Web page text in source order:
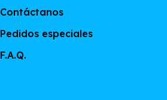
Contáctanos
Pedidos especiales
F.A.Q.